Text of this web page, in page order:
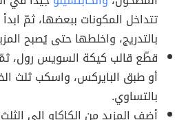
تتداخل المكونات ببعضها، ثمّ
بالتدريج، واخلطها حتى يُصبح
قطّع قالب كيكة السويس رول،
أو طبق البايركس، واسكب ثلث
بالتساوي.
أضف المزيد من الكاكاو إلى